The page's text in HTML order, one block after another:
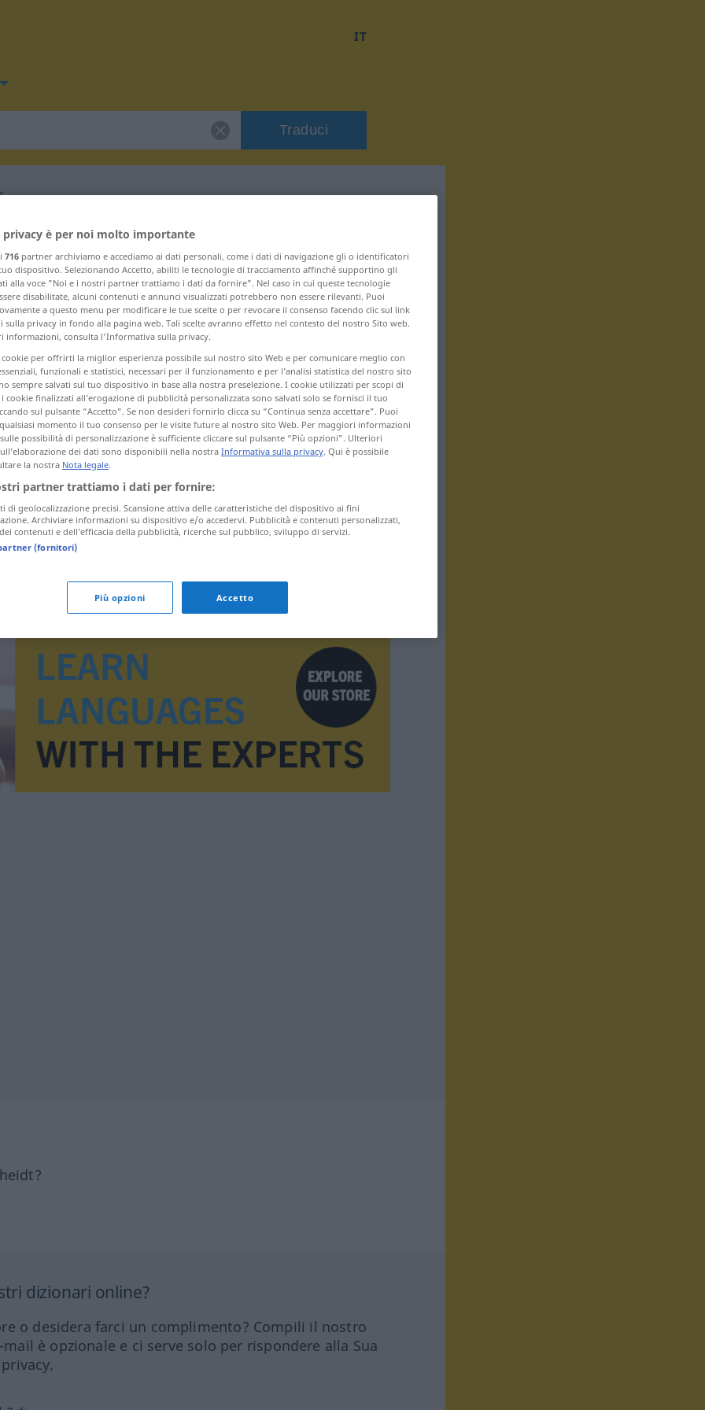
IT
Traduci
"Rollcontainer"
>
RollcontainerBüromöbel
dizionari online?
o desidera farci un complimento? Compili il nostro
è opzionale e ci serve solo per rispondere alla Sua
privacy è per noi molto importante
716 partner archiviamo e accediamo ai dati personali, come i dati di navigazione gli o identificatori
dispositivo. Selezionando Accetto, abiliti le tecnologie di tracciamento affinché supportino gli
alla voce "Noi e i nostri partner trattiamo i dati da fornire". Nel caso in cui queste tecnologie
disabilitate, alcuni contenuti e annunci visualizzati potrebbero non essere rilevanti. Puoi
a questo menu per modificare le tue scelte o per revocare il consenso facendo clic sul link
sulla privacy in fondo alla pagina web. Tali scelte avranno effetto nel contesto del nostro Sito web.
informazioni, consulta l'Informativa sulla privacy.
cookie per offrirti la miglior esperienza possibile sul nostro sito Web e per comunicare meglio con
funzionali e statistici, necessari per il funzionamento e per l’analisi statistica del nostro sito
sempre salvati sul tuo dispositivo in base alla nostra preselezione. I cookie utilizzati per scopi di
cookie finalizzati all’erogazione di pubblicità personalizzata sono salvati solo se fornisci il tuo
sul pulsante “Accetto”. Se non desideri fornirlo clicca su “Continua senza accettare”. Puoi
momento il tuo consenso per le visite future al nostro sito Web. Per maggiori informazioni
possibilità di personalizzazione è sufficiente cliccare sul pulsante “Più opzioni”. Ulteriori
dei dati sono disponibili nella nostraInformativa sulla privacy. Qui è possibile
la nostra Nota legale.
partner trattiamo i dati per fornire:
di geolocalizzazione precisi. Scansione attiva delle caratteristiche del dispositivo ai fini
Archiviare informazioni su dispositivo e/o accedervi. Pubblicità e contenuti personalizzati,
contenuti e dell’efficacia della pubblicità, ricerche sul pubblico, sviluppo di servizi.
(fornitori)
Più opzioni Accetto